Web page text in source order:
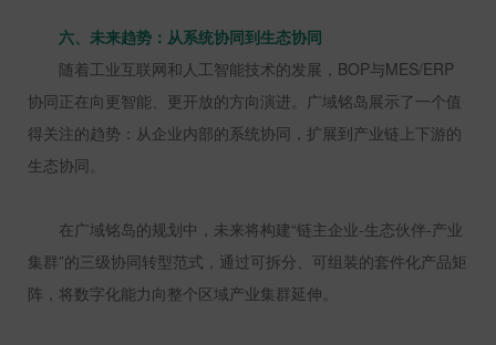
六、未来趋势：从系统协同到生态协同
随着工业互联网和人工智能技术的发展， BOP与MES/ERP
协同正在向更智能、更开放的方向演进。广域铭岛展示了一个值
得关注的趋势：从企业内部的系统协同，扩展到产业链上下游的
生态协同。
在广域铭岛的规划中，未来将构建“链主企业-生态伙伴-产业
集群”的三级协同转型范式，通过可拆分、可组装的套件化产品矩
阵，将数字化能力向整个区域产业集群延伸。